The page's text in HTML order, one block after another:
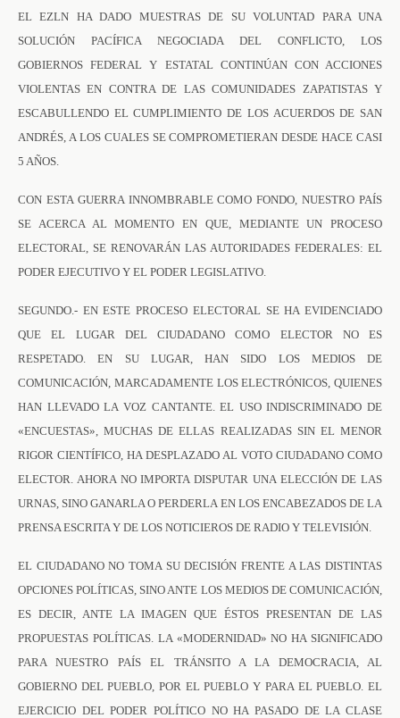
EL EZLN HA DADO MUESTRAS DE SU VOLUNTAD PARA UNA
SOLUCIÓN PACÍFICA NEGOCIADA DEL CONFLICTO, LOS
GOBIERNOS FEDERAL Y ESTATAL CONTINÚAN CON ACCIONES
VIOLENTAS EN CONTRA DE LAS COMUNIDADES ZAPATISTAS Y
ESCABULLENDO EL CUMPLIMIENTO DE LOS ACUERDOS DE SAN
ANDRÉS, A LOS CUALES SE COMPROMETIERAN DESDE HACE CASI
5 AÑOS.
CON ESTA GUERRA INNOMBRABLE COMO FONDO, NUESTRO PAÍS
SE ACERCA AL MOMENTO EN QUE, MEDIANTE UN PROCESO
ELECTORAL, SE RENOVARÁN LAS AUTORIDADES FEDERALES: EL
PODER EJECUTIVO Y EL PODER LEGISLATIVO.
SEGUNDO.- EN ESTE PROCESO ELECTORAL SE HA EVIDENCIADO
QUE EL LUGAR DEL CIUDADANO COMO ELECTOR NO ES
RESPETADO. EN SU LUGAR, HAN SIDO LOS MEDIOS DE
COMUNICACIÓN, MARCADAMENTE LOS ELECTRÓNICOS, QUIENES
HAN LLEVADO LA VOZ CANTANTE. EL USO INDISCRIMINADO DE
«ENCUESTAS», MUCHAS DE ELLAS REALIZADAS SIN EL MENOR
RIGOR CIENTÍFICO, HA DESPLAZADO AL VOTO CIUDADANO COMO
ELECTOR. AHORA NO IMPORTA DISPUTAR UNA ELECCIÓN DE LAS
URNAS, SINO GANARLA O PERDERLA EN LOS ENCABEZADOS DE LA
PRENSA ESCRITA Y DE LOS NOTICIEROS DE RADIO Y TELEVISIÓN.
EL CIUDADANO NO TOMA SU DECISIÓN FRENTE A LAS DISTINTAS
OPCIONES POLÍTICAS, SINO ANTE LOS MEDIOS DE COMUNICACIÓN,
ES DECIR, ANTE LA IMAGEN QUE ÉSTOS PRESENTAN DE LAS
PROPUESTAS POLÍTICAS. LA «MODERNIDAD» NO HA SIGNIFICADO
PARA NUESTRO PAÍS EL TRÁNSITO A LA DEMOCRACIA, AL
GOBIERNO DEL PUEBLO, POR EL PUEBLO Y PARA EL PUEBLO. EL
EJERCICIO DEL PODER POLÍTICO NO HA PASADO DE LA CLASE